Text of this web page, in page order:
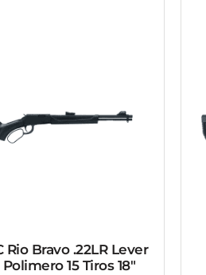
Rio Bravo .22LR Lever
15 Tiros 18″